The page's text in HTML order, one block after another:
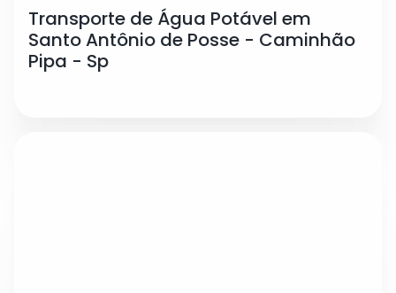
Transporte de Água Potável em
Santo Antônio de Posse - Caminhão
Pipa - Sp